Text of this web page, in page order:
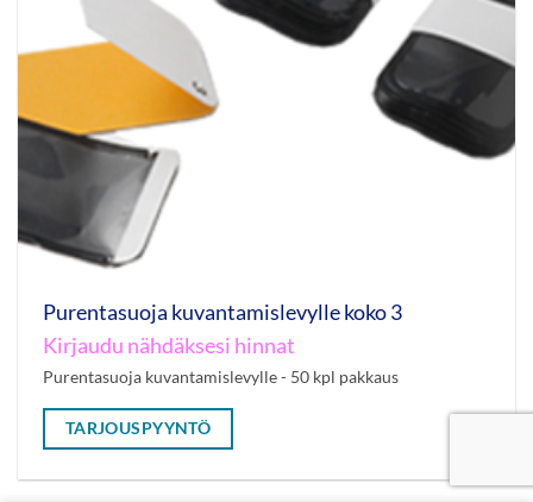
Purentasuoja kuvantamislevylle koko 3
Kirjaudu nähdäksesi hinnat
Purentasuoja kuvantamislevylle - 50 kpl pakkaus
TARJOUSPYYNTÖ